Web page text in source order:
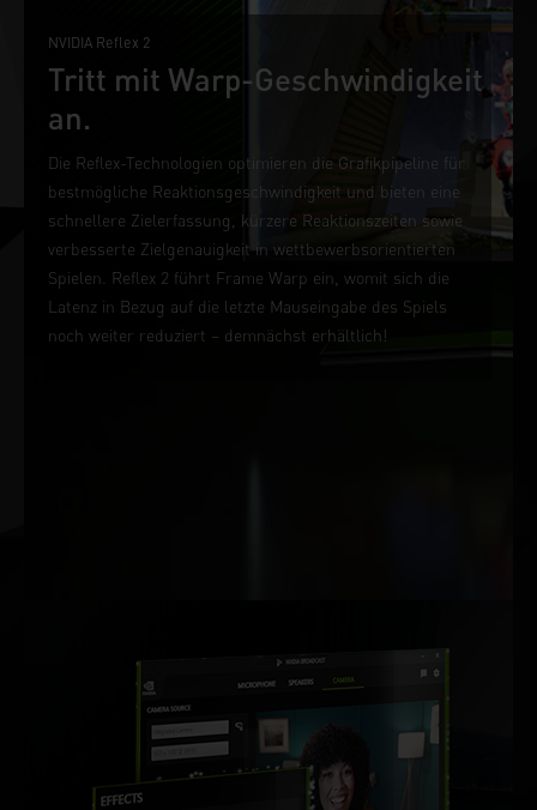
NVIDIA Reflex 2
Tritt mit Warp-Geschwindigkeit
an.
Die Reflex-Technologien optimieren die Grafikpipeline für
bestmögliche Reaktionsgeschwindigkeit und bieten eine
schnellere Zielerfassung, kürzere Reaktionszeiten sowie
verbesserte Zielgenauigkeit in wettbewerbsorientierten
Spielen. Reflex 2 führt Frame Warp ein, womit sich die
Latenz in Bezug auf die letzte Mauseingabe des Spiels
noch weiter reduziert – demnächst erhältlich!